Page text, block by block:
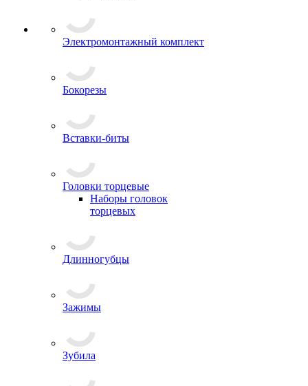
Электромонтажный комплект
Бокорезы
Вставки-биты
Головки торцевые
Наборы головок
торцевых
Длинногубцы
Зажимы
Зубила